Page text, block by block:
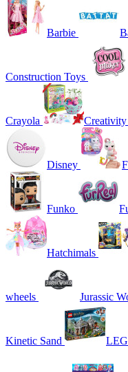
Barbie
Construction Toys
Crayola
Disney
Funko
Hatchimals
wheels Jurassic
Kinetic Sand